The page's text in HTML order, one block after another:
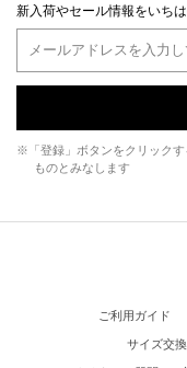
新入荷やセール情報をいち
※「登録」ボタンをクリックす
ものとみなします
ご利用ガイド
サイズ交換